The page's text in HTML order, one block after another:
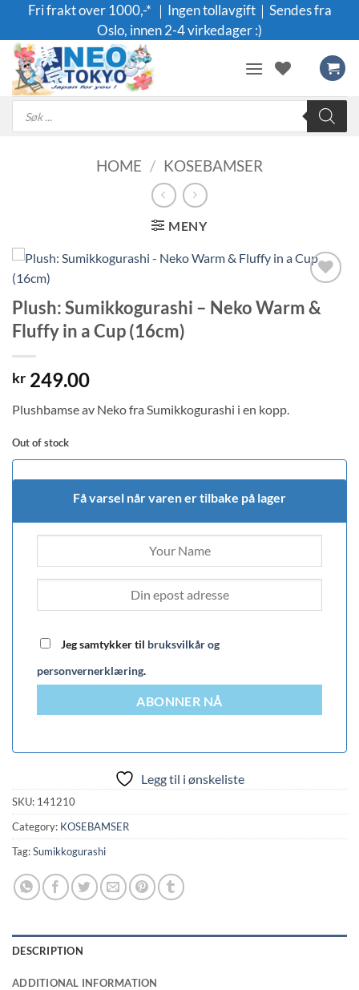
content
Fri frakt over 1000,-* ｜Ingen tollavgift｜Sendes fra
Oslo, innen 2-4 virkedager :)
Products
search
HOME / KOSEBAMSER
MENY
Legg til i
ønskeliste
Plush: Sumikkogurashi – Neko Warm &
Fluffy in a Cup (16cm)
kr 249.00
Plushbamse av Neko fra Sumikkogurashi i en kopp.
Out of stock
Få varsel når varen er tilbake på lager
Jeg samtykker til bruksvilkår og
personvernerklæring.
ABONNER NÅ
Legg til i ønskeliste
SKU: 141210
Category: KOSEBAMSER
Tag:Sumikkogurashi
DESCRIPTION
ADDITIONAL INFORMATION